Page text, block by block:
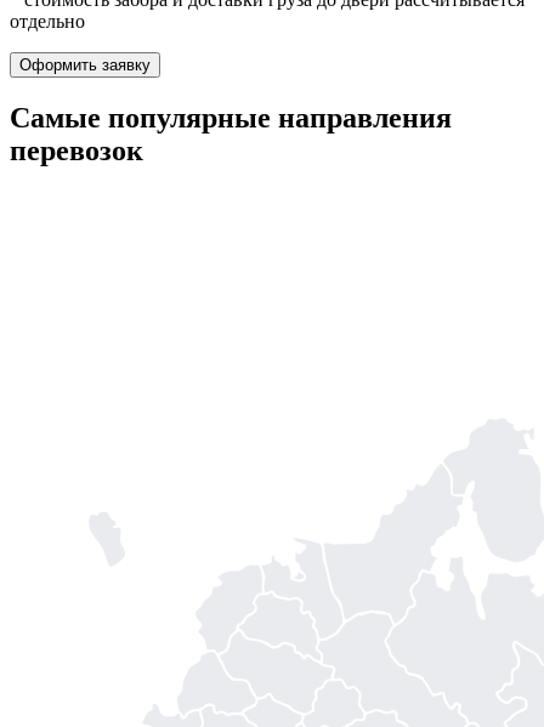
отдельно
Оформить заявку
Самые популярные направления
перевозок